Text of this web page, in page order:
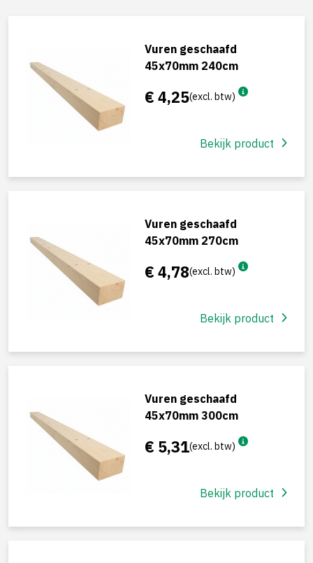
Vuren geschaafd
45x70mm 240cm
€ 4,25(excl. btw)
Bekijk product
Vuren geschaafd
45x70mm 270cm
€ 4,78(excl. btw)
Bekijk product
Vuren geschaafd
45x70mm 300cm
€ 5,31(excl. btw)
Bekijk product